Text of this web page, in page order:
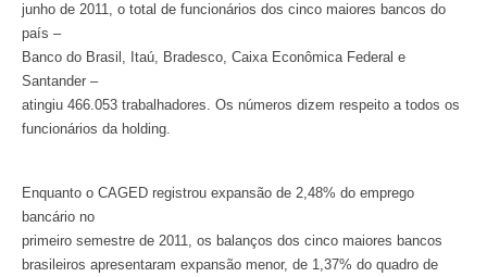
junho de 2011, o total de funcionários dos cinco maiores bancos do
país –
Banco do Brasil, Itaú, Bradesco, Caixa Econômica Federal e
Santander –
atingiu 466.053 trabalhadores. Os números dizem respeito a todos os
funcionários da holding.
Enquanto o CAGED registrou expansão de 2,48% do emprego
bancário no
primeiro semestre de 2011, os balanços dos cinco maiores bancos
brasileiros apresentaram expansão menor, de 1,37% do quadro de